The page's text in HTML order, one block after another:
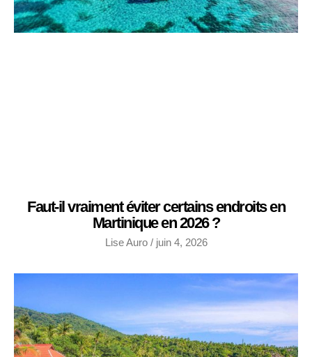
Faut-il vraiment éviter certains endroits en
Martinique en 2026 ?
Lise Auro juin 4, 2026